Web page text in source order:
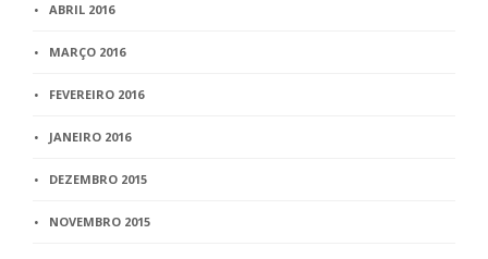
ABRIL 2016
MARÇO 2016
FEVEREIRO 2016
JANEIRO 2016
DEZEMBRO 2015
NOVEMBRO 2015